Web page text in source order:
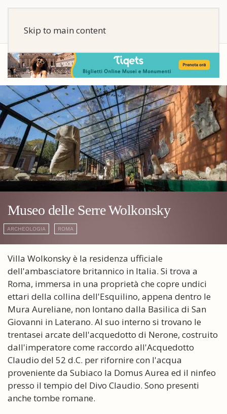
Skip to main content
Museo delle Serre Wolkonsky
ARCHEOLOGIA ROMA
Villa Wolkonsky è la residenza ufficiale
dell'ambasciatore britannico in Italia. Si trova a
Roma, immersa in una proprietà che copre undici
ettari della collina dell'Esquilino, appena dentro le
Mura Aureliane, non lontano dalla Basilica di San
Giovanni in Laterano. Al suo interno si trovano le
trentasei arcate dell'acquedotto di Nerone, costruito
dall'imperatore come raccordo all'Acquedotto
Claudio del 52 d.C. per rifornire con l'acqua
proveniente da Subiaco la Domus Aurea ed il ninfeo
presso il tempio del Divo Claudio. Sono presenti
anche tombe romane.